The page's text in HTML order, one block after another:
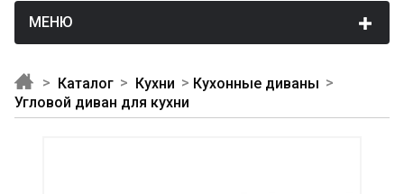
Каталог Кухни
Кухонные диваны
Угловой диван для кухни